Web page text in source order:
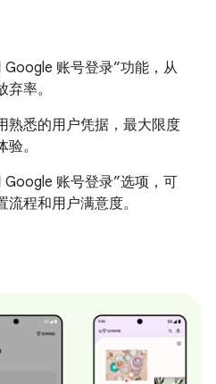
账号登录”功能，从
率。
熟悉的用户凭据，最大限度
。
账号登录”选项，可
程和用户满意度。